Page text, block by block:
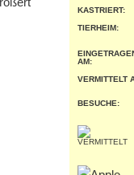
KASTRIERT:
TIERHEIM:
AM:
VERMITTELT
BESUCHE: